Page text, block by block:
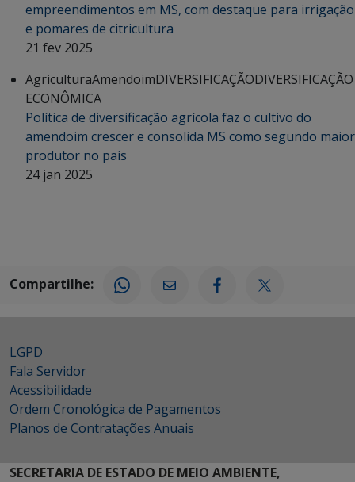
empreendimentos em MS, com destaque para irrigação
e pomares de citricultura
21 fev 2025
AgriculturaAmendoimDIVERSIFICAÇÃODIVERSIFICAÇÃO
ECONÔMICA
Política de diversificação agrícola faz o cultivo do
amendoim crescer e consolida MS como segundo maior
produtor no país
24 jan 2025
Compartilhe:
LGPD
Fala Servidor
Acessibilidade
Ordem Cronológica de Pagamentos
Planos de Contratações Anuais
SECRETARIA DE ESTADO DE MEIO AMBIENTE,